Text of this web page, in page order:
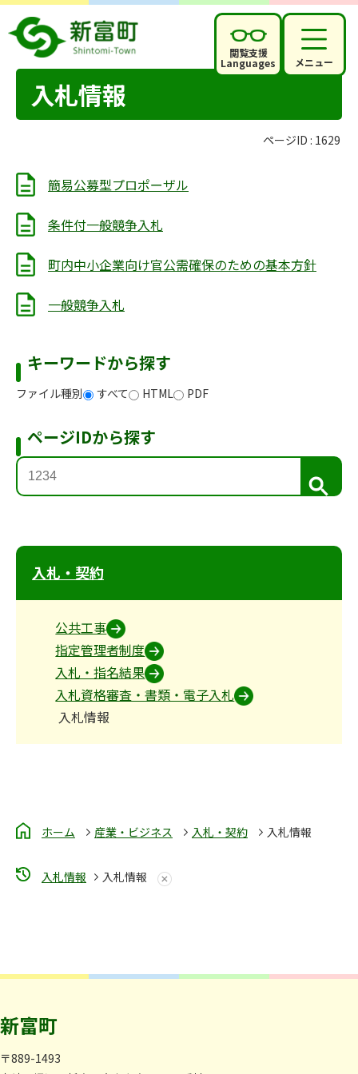
閲覧支援
Languages メニュー
入札情報
ページID : 1629
簡易公募型プロポーザル
条件付一般競争入札
町内中小企業向け官公需確保のための基本方針
一般競争入札
キーワードから探す
ファイル種別 すべて HTML PDF
ページIDから探す
検
索
入札・契約
公共工事
指定管理者制度
入札・指名結果
入札資格審査・書類・電子入札
入札情報
ホーム 産業・ビジネス 入札・契約 入札情報
入札情報 入札情報
新富町
〒889-1493